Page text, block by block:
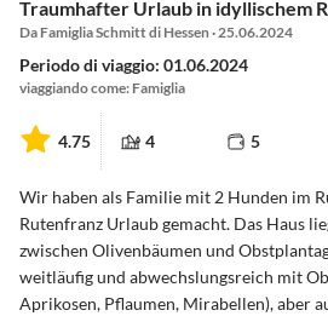
Traumhafter Urlaub in idyllischem
Da Famiglia Schmitt di Hessen · 25.06.2024
Periodo di viaggio: 01.06.2024
viaggiando come: Famiglia
4.75 4 5
Wir haben als Familie mit 2 Hunden im
Rutenfranz Urlaub gemacht. Das Haus
zwischen Olivenbäumen und
weitläufig und abwechslungsreich mit
Aprikosen, Pflaumen, Mirabellen), aber